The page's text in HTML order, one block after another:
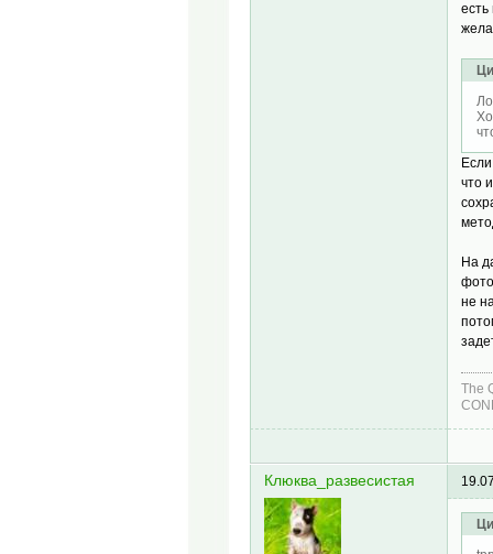
что
На
не
The
Клюква_развесистая